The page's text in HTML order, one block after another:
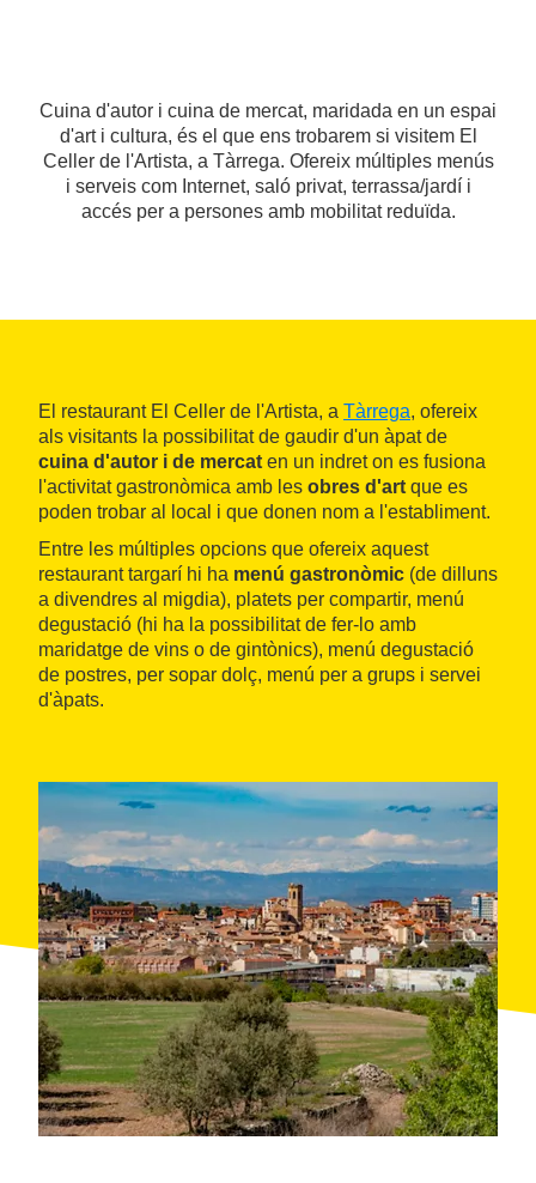
Cuina d'autor i cuina de mercat, maridada en un espai
d'art i cultura, és el que ens trobarem si visitem El
Celler de l'Artista, a Tàrrega. Ofereix múltiples menús
i serveis com Internet, saló privat, terrassa/jardí i
accés per a persones amb mobilitat reduïda.
El restaurant El Celler de l'Artista, a Tàrrega, ofereix
als visitants la possibilitat de gaudir d'un àpat de
cuina d'autor i de mercat en un indret on es fusiona
l'activitat gastronòmica amb les obres d'art que es
poden trobar al local i que donen nom a l'establiment.
Entre les múltiples opcions que ofereix aquest
restaurant targarí hi ha menú gastronòmic (de dilluns
a divendres al migdia), platets per compartir, menú
degustació (hi ha la possibilitat de fer-lo amb
maridatge de vins o de gintònics), menú degustació
de postres, per sopar dolç, menú per a grups i servei
d'àpats.